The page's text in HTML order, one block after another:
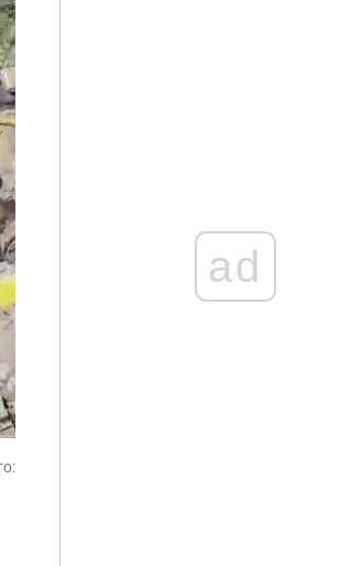
ad